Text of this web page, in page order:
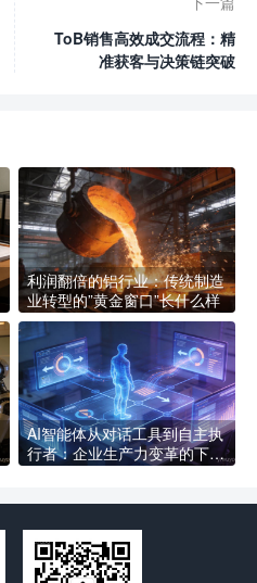
ToB销售高效成交流程：精
准获客与决策链突破
利润翻倍的铝行业：传统制造
业转型的”黄金窗口”长什么样
AI智能体从对话工具到自主执
行者：企业生产力变革的下一